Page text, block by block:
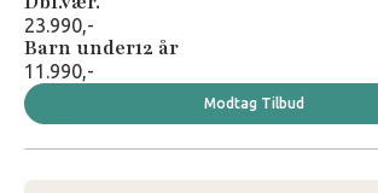
23.990,-
Barn under12 år
11.990,-
Modtag Tilbud